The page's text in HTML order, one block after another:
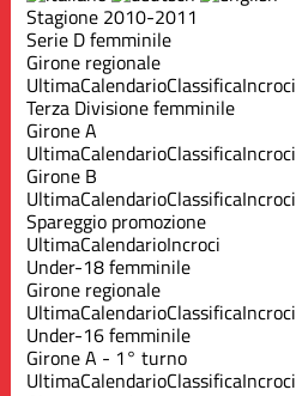
Stagione 2010-2011
Serie D femminile
Girone regionale
UltimaCalendarioClassificaIncroci
Terza Divisione femminile
Girone A
UltimaCalendarioClassificaIncroci
Girone B
UltimaCalendarioClassificaIncroci
Spareggio promozione
UltimaCalendarioIncroci
Under-18 femminile
Girone regionale
UltimaCalendarioClassificaIncroci
Under-16 femminile
Girone A - 1° turno
UltimaCalendarioClassificaIncroci